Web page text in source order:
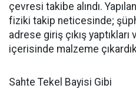
çevresi takibe alındı.
fiziki takip neticesinde;
adrese giriş çıkış
içerisinde malzeme
Sahte Tekel Bayisi Gibi